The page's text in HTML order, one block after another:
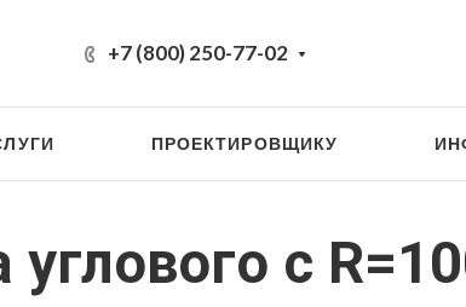
+7 (800) 250-77-02
ПРОЕКТИРОВЩИКУ
с